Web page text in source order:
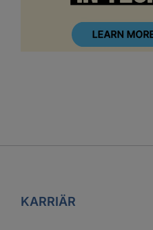
KARRIÄR